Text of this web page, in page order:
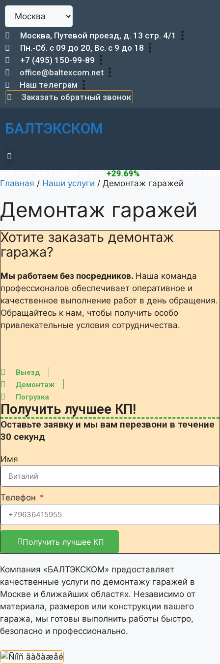
Москва, Путевой проезд, д. 13 стр. 4/1
Пн.-Сб. с 09 до 20, Вс. с 9 до 18
+7 (495) 150-99-89
office@baltexcom.net
Наш телеграм
Заказать обратный звонок
БАЛТЭКСКОМ
до 830000 руб./т+29.69%
Свинец: до 87000
Главная / Наши услуги / Демонтаж гаражей
Демонтаж гаражей
Хотите заказать демонтаж
гаража?
Мы работаем без посредников. Наша команда
профессионалов обеспечивает оперативное и
качественное выполнение работ в день обращения.
Обращайтесь к нам, чтобы получить особо
привлекательные условия сотрудничества.
Выезд
Демонтаж
Погрузка
Получить лучшее КП!
Оставьте заявку и мы вам перезвони в течение
30 секунд
Имя
Телефон
Получить лучшее КП
Компания «БАЛТЭКСКОМ» предоставляет
качественные услуги по демонтажу гаражей в
Москве и ближайших областях. Независимо от
материала, размеров или конструкции вашего
гаража, мы готовы выполнить работы быстро,
безопасно и профессионально.